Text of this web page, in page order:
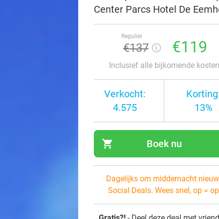
Center Parcs Hotel De
Regulier
€137 €119
Inclusief alle bijkomende kosten
Verkocht:
4.575
13%
shopping_cart Boek nu
Dagelijks om middernacht
Social Deals. Wees snel, op =